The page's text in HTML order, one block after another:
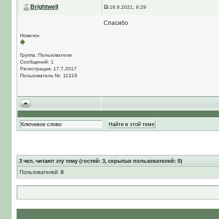
Brightwell 19.8.2021, 9:29
Новичок
Группа: Пользователи
Сообщений: 1
Регистрация: 17.7.2017
Пользователь №: 11319
Спасибо
3чел. читают эту тему (гостей: 3, скрытых пользователей: 0)
Пользователей: 0